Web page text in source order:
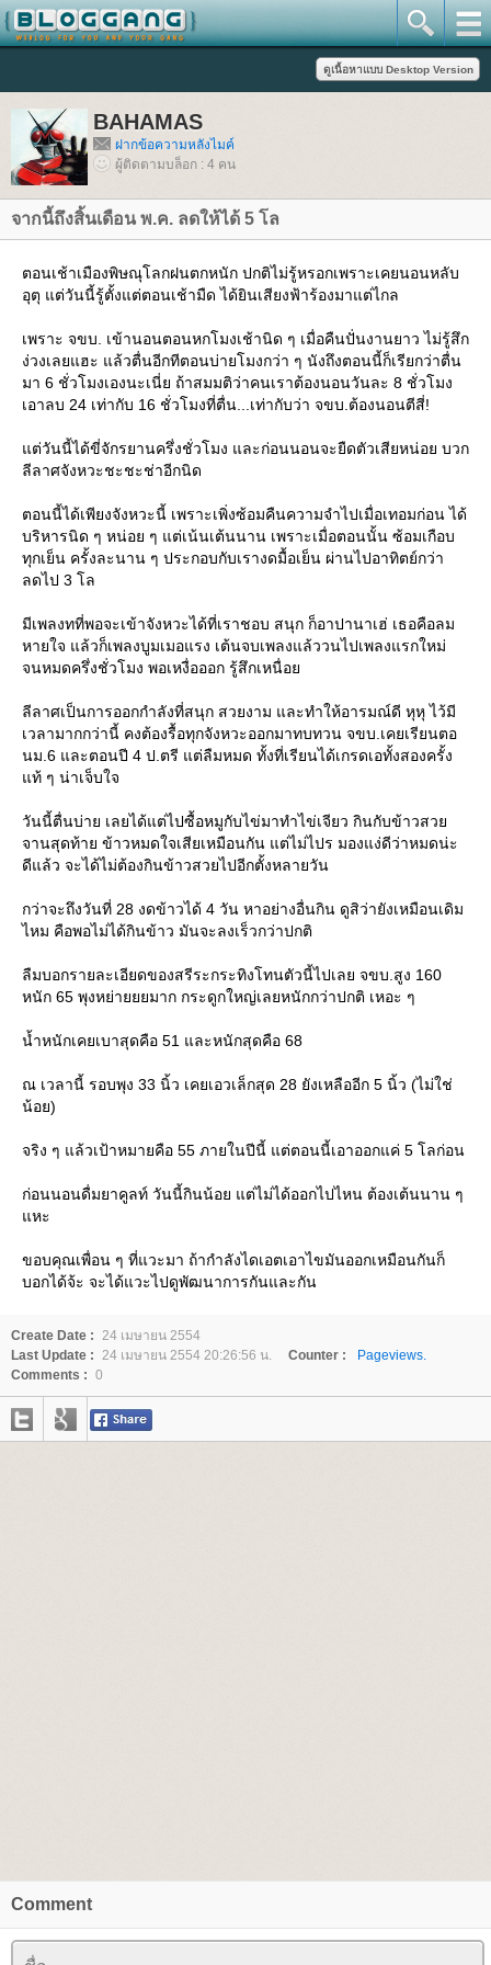
BAHAMAS
ฝากข้อความหลังไมค์
ผู้ติดตามบล็อก : 4 คน
จากนี้ถึงสิ้นเดือน พ.ค. ลดให้ได้ 5 โล
ตอนเช้าเมืองพิษณุโลกฝนตกหนัก ปกติไม่รู้หรอกเพราะเคยนอนหลับ
อุตุ แต่วันนี้รู้ตั้งแต่ตอนเช้ามืด ได้ยินเสียงฟ้าร้องมาแต่ไกล
เพราะ จขบ. เข้านอนตอนหกโมงเช้านิด ๆ เมื่อคืนปั่นงานยาว ไม่รู้สึก
ง่วงเลยแฮะ แล้วตื่นอีกทีตอนบ่ายโมงกว่า ๆ นังถึงตอนนี้ก็เรียกว่าตื่น
มา 6 ชั่วโมงเองนะเนี่ย ถ้าสมมติว่าคนเราต้องนอนวันละ 8 ชั่วโมง
เอาลบ 24 เท่ากับ 16 ชั่วโมงที่ตื่น...เท่ากับว่า จขบ.ต้องนอนตีสี่!
ต่วันนี้ได้ขี่จักรยานครึ่งชั่วโมง และก่อนนอนจะยืดตัวเสียหน่อย บวก
ลีลาศจังหวะชะชะช่าอีกนิด
ตอนนี้ได้เพียงจังหวะนี้ เพราะเพิ่งซ้อมคืนความจำไปเมื่อเทอมก่อน ได้
บริหารนิด ๆ หน่อย ๆ แต่เน้นเต้นนาน เพราะเมื่อตอนนั้น ซ้อมเกือบ
ทุกเย็น ครั้งละนาน ๆ ประกอบกับเรางดมื้อเย็น ผ่านไปอาทิตย์กว่า
ลดไป 3 โล
มีเพลงทที่พอจะเข้าจังหวะได้ที่เราชอบ สนุก ก็อาปานาเฮ่ เธอคือลม
หายใจ แล้วก็เพลงบูมเมอแรง เต้นจบเพลงแล้ววนไปเพลงแรกใหม่
จนหมดครึ่งชั่วโมง พอเหงื่อออก รู้สึกเหนื่อ
ลีลาศเป็นการออกกำลังที่สนุก สวยงาม และทำให้อารมณ์ดี หุหุ ไว้มี
เวลามากกว่านี้ คงต้องรื้อทุกจังหวะออกมาทบทวน จขบ.เคยเรียนตอ
นม.6 และตอนปี 4 ป.ตรี แต่ลืมหมด ทั้งที่เรียนได้เกรดเอทั้งสองครั้ง
ท้ ๆ น่าเจ็บใจ
วันนี้ตื่นบ่าย เลยได้แต่ไปซื้อหมูกับไข่มาทำไข่เจียว กินกับข้าวสว
จานสุดท้าย ข้าวหมดใจเสียเหมือนกัน แต่ไม่ไปร มองแง่ดีว่าหมดน่ะ
ดีแล้ว จะได้ไม่ต้องกินข้าวสวยไปอีกตั้งหลายวัน
กว่าจะถึงวันที่ 28 งดข้าวได้ 4 วัน หาอย่างอื่นกิน ดูสิว่ายังเหมือนเดิม
ไหม คือพอไม่ได้กินข้าว มันจะลงเร็วกว่าปกติ
ลืมบอกรายละเอียดของสรีระกระทิงโทนตัวนี้ไปเลย จขบ.สูง 160
หนัก 65 พุงหย่ายยยมาก กระดูกใหญ่เลยหนักกว่าปกติ เหอะ ๆ
น้ำหนักเคยเบาสุดคือ 51 และหนักสุดคือ 68
ณ เวลานี้ รอบพุง 33 นิ้ว เคยเอวเล็กสุด 28 ยังเหลืออีก 5 นิ้ว (ไม่ใช่
น้อย)
จริง ๆ แล้วเป้าหมายคือ 55 ภายในปีนี้ แต่ตอนนี้เอาออกแค่ 5 โลก่อน
ก่อนนอนดื่มยาคูลท์ วันนี้กินน้อย แต่ไม่ได้ออกไปไหน ต้องเต้นนาน ๆ
หะ
ขอบคุณเพื่อน ๆ ที่แวะมา ถ้ากำลังไดเอตเอาไขมันออกเหมือนกันก็
บอกได้จ้ะ จะได้แวะไปดูพัฒนาการกันและกัน
Create Date : 24 เมษายน 2554
Last Update : 24 เมษายน 2554 20:26:56 น. Counter :
Pageviews.
Comments : 0
Comment